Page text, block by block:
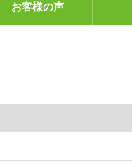
お客様の声